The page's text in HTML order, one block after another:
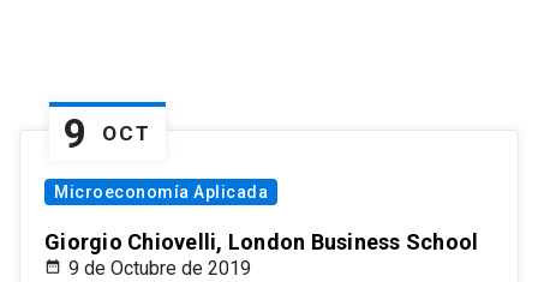
9 OCT
Microeconomía Aplicada
Giorgio Chiovelli, London Business School
9 de Octubre de 2019